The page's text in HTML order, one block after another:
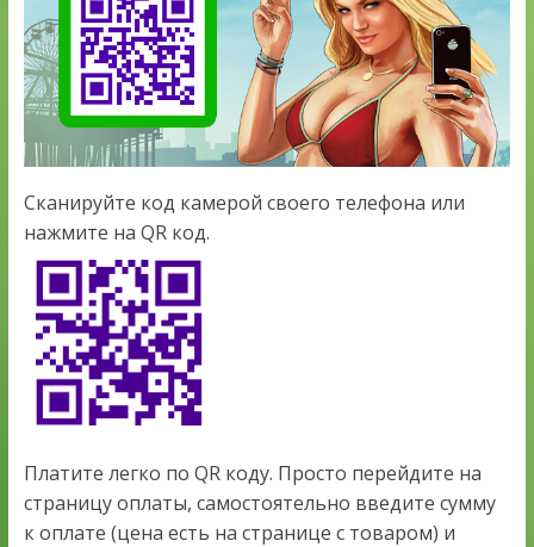
Сканируйте код камерой своего телефона или
нажмите на QR код.
Платите легко по QR коду. Просто перейдите на
страницу оплаты, самостоятельно введите сумму
к оплате (цена есть на странице с товаром) и